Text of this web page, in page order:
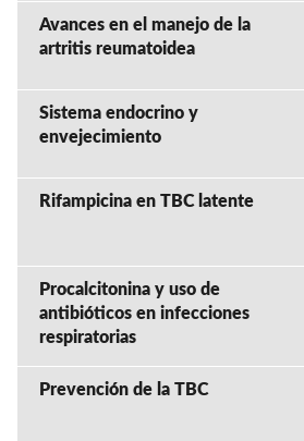
Avances en el manejo de la
artritis reumatoidea
Sistema endocrino y
envejecimiento
Rifampicina en TBC latente
Procalcitonina y uso de
antibióticos en infecciones
respiratorias
Prevención de la TBC